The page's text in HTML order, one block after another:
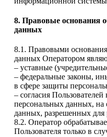
8. Правовые основания
данных
8.1. Правовыми
данных Оператором
– уставные
– федеральные законы,
в сфере защиты
– согласия
персональных данных, на
данных, разрешенных для
8.2. Оператор
Пользователя только в